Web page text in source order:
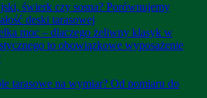
świerk czy sosna? Porównujemy
deski tarasowej
moc – dlaczego żeliwny klasyk w
to obowiązkowe wyposażenie
tarasowe na wymiar? Od pomiaru do